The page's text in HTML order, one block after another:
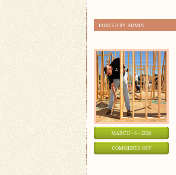
POSTED BY ADMIN
MARCH - 8 - 2026
COMMENTS OFFON